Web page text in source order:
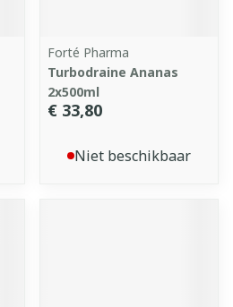
Forté Pharma
Turbodraine Ananas
2x500ml
€ 33,80
Niet beschikbaar